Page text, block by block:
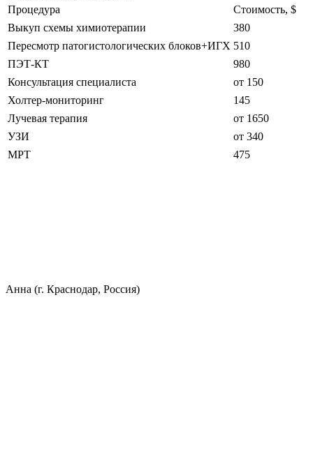
Процедура
Стоимость, $
Выкуп схемы химиотерапии
380
Пересмотр патогистологических блоков+ИГХ 510
ПЭТ-КТ
980
Консультация специалиста
от 150
Холтер-мониторинг
145
Лучевая терапия
от 1650
УЗИ
от 340
МРТ
475
Анна (г. Краснодар, Россия)